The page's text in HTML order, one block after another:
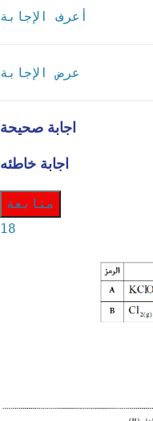
أعرف الإجابة
عرض الإجابة
اجابة صحيحة
اجابة خاطئه
متابعة
18